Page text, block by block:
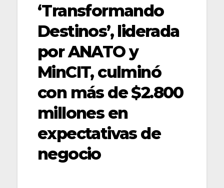
‘Transformando
Destinos’, liderada
por ANATO y
MinCIT, culminó
con más de $2.800
millones en
expectativas de
negocio